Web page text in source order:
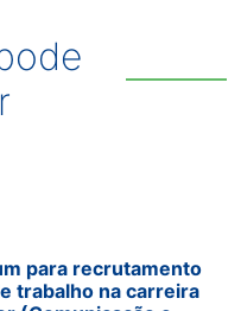
para recrutamento
trabalho na carreira